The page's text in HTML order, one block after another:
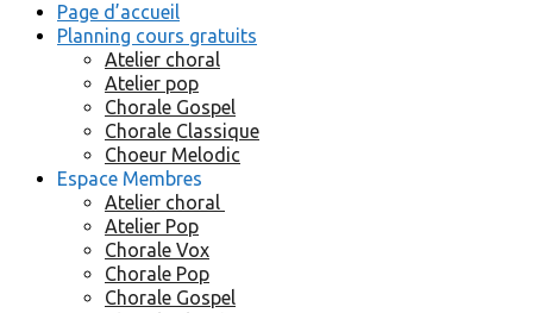
Page d’accueil
Planning cours gratuits
Atelier choral
Atelier pop
Chorale Gospel
Chorale Classique
Choeur Melodic
Espace Membres
Atelier choral
Atelier Pop
Chorale Vox
Chorale Pop
Chorale Gospel